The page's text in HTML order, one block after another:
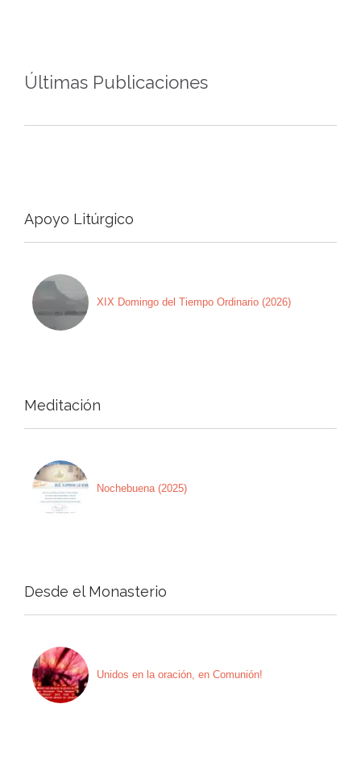
Últimas Publicaciones
Apoyo Litúrgico
XIX Domingo del Tiempo Ordinario (2026)
Meditación
Nochebuena (2025)
Desde el Monasterio
Unidos en la oración, en Comunión!